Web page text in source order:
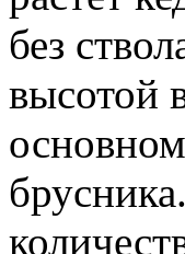
без
высотой